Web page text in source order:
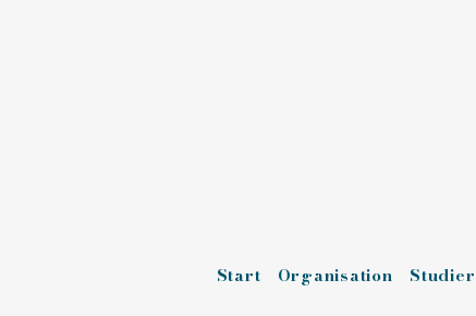
Start Organisation Studier